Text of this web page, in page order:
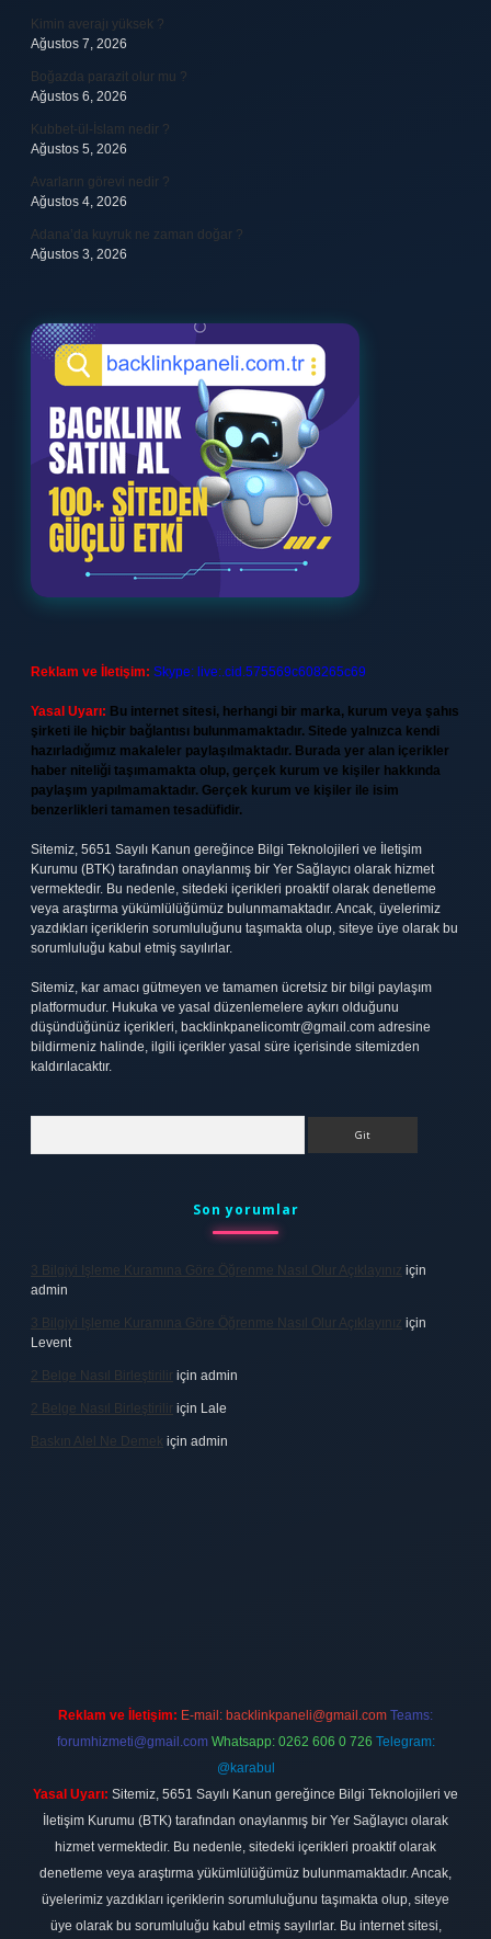
Kimin averajı yüksek ?
Ağustos 7, 2026
Boğazda parazit olur mu ?
Ağustos 6, 2026
Kubbet-ül-İslam nedir ?
Ağustos 5, 2026
Avarların görevi nedir ?
Ağustos 4, 2026
Adana’da kuyruk ne zaman doğar ?
Ağustos 3, 2026
Reklam ve İletişim: Skype: live:.cid.575569c608265c69
Yasal Uyarı: Bu internet sitesi, herhangi bir marka, kurum veya şahıs
şirketi ile hiçbir bağlantısı bulunmamaktadır. Sitede yalnızca kendi
hazırladığımız makaleler paylaşılmaktadır. Burada yer alan içerikler
haber niteliği taşımamakta olup, gerçek kurum ve kişiler hakkında
paylaşım yapılmamaktadır. Gerçek kurum ve kişiler ile isim
benzerlikleri tamamen tesadüfidir.
Sitemiz, 5651 Sayılı Kanun gereğince Bilgi Teknolojileri ve İletişim
Kurumu (BTK) tarafından onaylanmış bir Yer Sağlayıcı olarak hizmet
vermektedir. Bu nedenle, sitedeki içerikleri proaktif olarak denetleme
veya araştırma yükümlülüğümüz bulunmamaktadır. Ancak, üyelerimiz
yazdıkları içeriklerin sorumluluğunu taşımakta olup, siteye üye olarak bu
sorumluluğu kabul etmiş sayılırlar.
Sitemiz, kar amacı gütmeyen ve tamamen ücretsiz bir bilgi paylaşım
platformudur. Hukuka ve yasal düzenlemelere aykırı olduğunu
düşündüğünüz içerikleri, backlinkpanelicomtr@gmail.com adresine
bildirmeniz halinde, ilgili içerikler yasal süre içerisinde sitemizden
kaldırılacaktır.
Son yorumlar
3 Bilgiyi Işleme Kuramına Göre Öğrenme Nasıl Olur Açıklayınız için
admin
3 Bilgiyi Işleme Kuramına Göre Öğrenme Nasıl Olur Açıklayınız için
Levent
2 Belge Nasıl Birleştirilir için admin
2 Belge Nasıl Birleştirilir için Lale
Baskın Alel Ne Demek için admin
Reklam ve İletişim: E-mail: backlinkpaneli@gmail.com Teams:
forumhizmeti@gmail.com Whatsapp: 0262 606 0 726 Telegram:
@karabul
Yasal Uyarı: Sitemiz, 5651 Sayılı Kanun gereğince Bilgi Teknolojileri ve
İletişim Kurumu (BTK) tarafından onaylanmış bir Yer Sağlayıcı olarak
hizmet vermektedir. Bu nedenle, sitedeki içerikleri proaktif olarak
denetleme veya araştırma yükümlülüğümüz bulunmamaktadır. Ancak,
üyelerimiz yazdıkları içeriklerin sorumluluğunu taşımakta olup, siteye
üye olarak bu sorumluluğu kabul etmiş sayılırlar. Bu internet sitesi,